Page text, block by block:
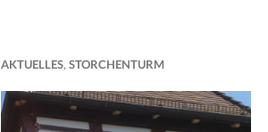
AKTUELLES, STORCHENTURM